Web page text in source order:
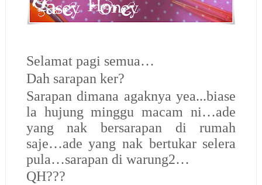
Selamat pagi semua…
Dah sarapan ker?
Sarapan dimana agaknya yea...biase
la hujung minggu macam ni…ade
yang nak bersarapan di rumah
saje…ade yang nak bertukar selera
pula…sarapan di warung2…
QH???